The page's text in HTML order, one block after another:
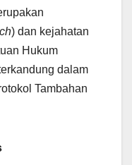
) dan kejahatan
Hukum
dalam
Tambahan